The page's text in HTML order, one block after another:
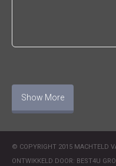
Show More
© COPYRIGHT 2015 MACHTELD
ONTWIKKELD DOOR: BEST4U